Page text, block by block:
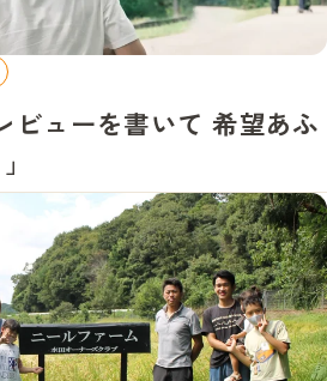
ビューを書いて 希望あふ